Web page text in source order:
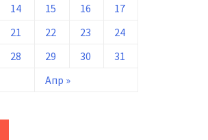
Апр »
14 15 16
17
21 22 23
24
28 29 30 31